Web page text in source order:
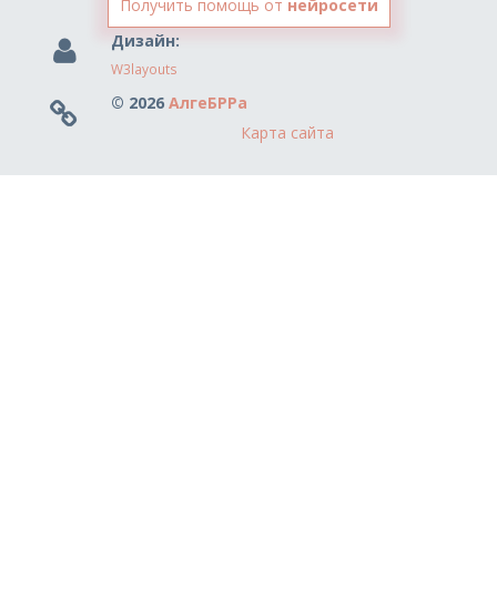
Получить помощь от нейросети
Дизайн:
W3layouts
© 2026 АлгеБРРа
Карта сайта